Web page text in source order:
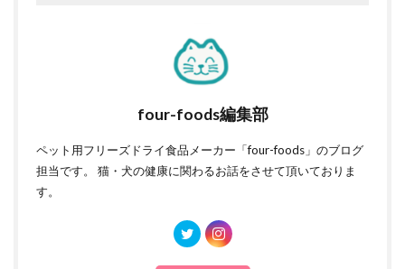
four-foods編集部
ペット用フリーズドライ食品メーカー「four-foods」のブログ
担当です。 猫・犬の健康に関わるお話をさせて頂いておりま
す。